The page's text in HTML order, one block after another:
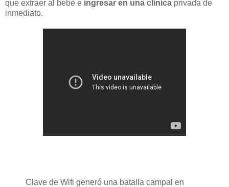
que extraer al bebé e ingresar en una clínica privada de
inmediato.
Clave de Wifi generó una batalla campal en